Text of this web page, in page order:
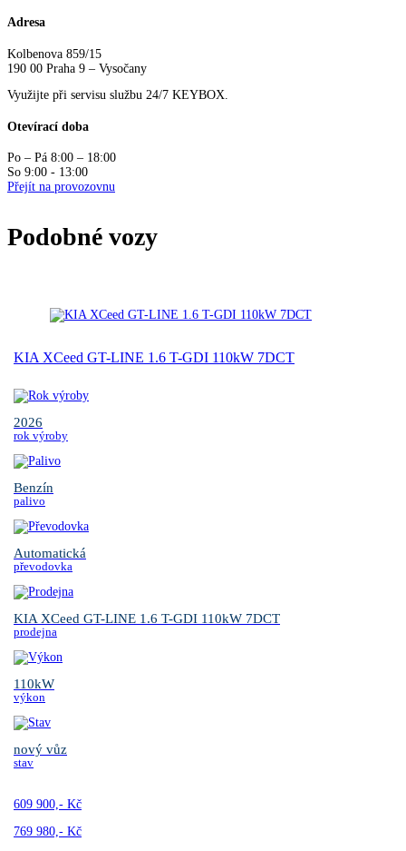
Adresa
Kolbenova 859/15
190 00 Praha 9 – Vysočany
Využijte při servisu službu 24/7 KEYBOX.
Otevírací doba
Po – Pá 8:00 – 18:00
So 9:00 - 13:00
Přejít na provozovnu
Podobné vozy
KIA XCeed GT-LINE 1.6 T-GDI 110kW 7DCT
2026
rok výroby
Benzín
palivo
Automatická
převodovka
KIA XCeed GT-LINE 1.6 T-GDI 110kW 7DCT
prodejna
110kW
výkon
nový vůz
stav
609 900,- Kč
769 980,- Kč